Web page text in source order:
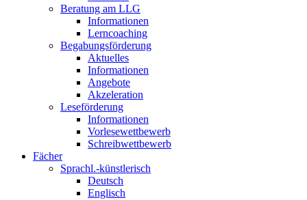
Beratung am LLG
Informationen
Lerncoaching
Begabungsförderung
Aktuelles
Informationen
Angebote
Akzeleration
Leseförderung
Informationen
Vorlesewettbewerb
Schreibwettbewerb
Fächer
Sprachl.-künstlerisch
Deutsch
Englisch